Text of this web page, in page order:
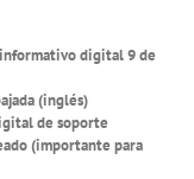
digital 9 de
(inglés)
de soporte
(importante para